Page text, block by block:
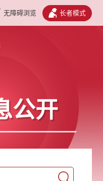
无障碍浏览 长者模式
公开